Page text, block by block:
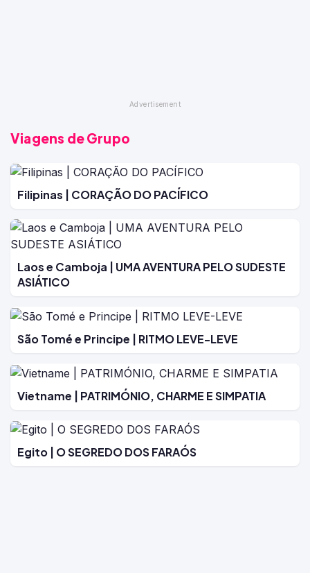
Viagens de Grupo
Filipinas | CORAÇÃO DO PACÍFICO
Laos e Camboja | UMA AVENTURA PELO SUDESTE
ASIÁTICO
São Tomé e Principe | RITMO LEVE-LEVE
Vietname | PATRIMÓNIO, CHARME E SIMPATIA
Egito | O SEGREDO DOS FARAÓS